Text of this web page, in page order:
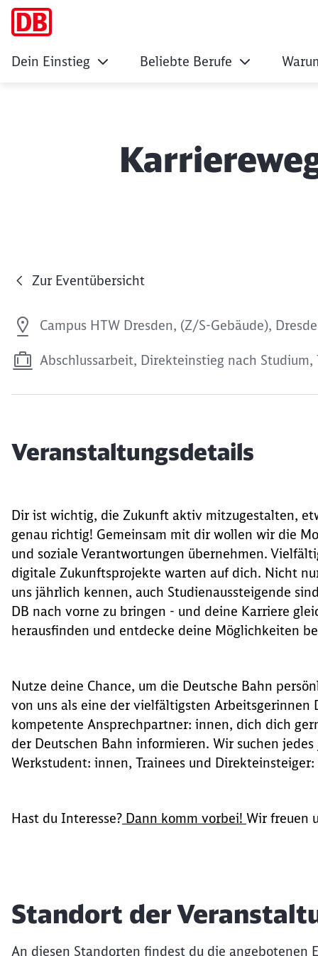
Dein Einstieg Beliebte Berufe
Zur Eventübersicht
Campus HTW Dresden, (Z/S-Gebäude),
Abschlussarbeit, Direkteinstieg nach
Veranstaltungsdetails
Dir ist wichtig, die Zukunft aktiv mitzugestalten,
genau richtig! Gemeinsam mit dir wollen wir die
und soziale Verantwortungen übernehmen.
digitale Zukunftsprojekte warten auf dich. Nicht
uns jährlich kennen, auch Studienaussteigende
DB nach vorne zu bringen - und deine Karriere
herausfinden und entdecke deine Möglichkeiten
Nutze deine Chance, um die Deutsche Bahn
von uns als eine der vielfältigsten Arbeitsgerinnen
kompetente Ansprechpartner: innen, dich dich
der Deutschen Bahn informieren. Wir suchen
Werkstudent: innen, Trainees und
Hast du Interesse? Dann komm vorbei! Wir freuen
Standort der
An diesen Standorten findest du die angebotenen